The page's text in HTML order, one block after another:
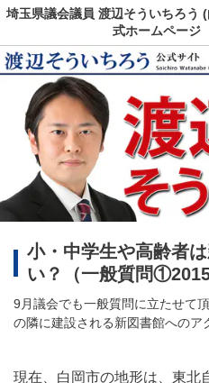
埼玉県議会議員 渡辺そういちろう
式ホームページ
小・中学生や高齢者
い？
（一般質問
9月議会でも一般質問に立たせて
の隣に建設される新図書館へのア
現在、白岡市の地形は、東北